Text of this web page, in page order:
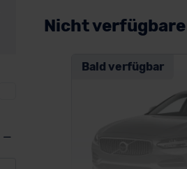
Nicht
Bald verfügbar